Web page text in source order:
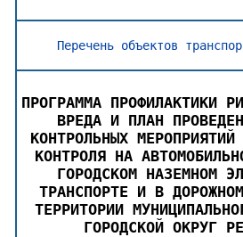
Перечень объектов
ПРОГРАММА ПРОФИЛАКТИКИ
ВРЕДА И ПЛАН
КОНТРОЛЬНЫХ МЕРОПРИЯТИЙ
КОНТРОЛЯ НА
ГОРОДСКОМ НАЗЕМНОМ
ТРАНСПОРТЕ И В
ТЕРРИТОРИИ
ГОРОДСКОЙ ОКРУГ